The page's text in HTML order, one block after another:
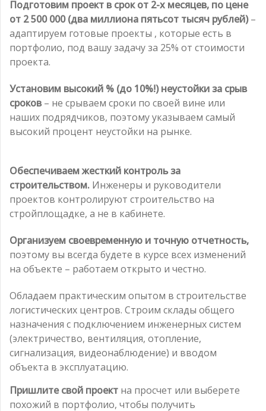
Подготовим проект в срок от 2-х месяцев, по цене
от 2 500 000 (два миллиона пятьсот тысяч рублей)–
адаптируем готовые проекты , которые есть в
портфолио, под вашу задачу за 25% от стоимости
проекта.
Установим высокий % (до 10%!) неустойки за срыв
сроков– не срываем сроки по своей вине или
наших подрядчиков, поэтому указываем самый
высокий процент неустойки на рынке.
Обеспечиваем жесткий контроль за
строительством. Инженеры и руководители
проектов контролируют строительство на
стройплощадке, а не в кабинете.
Организуем своевременную и точную отчетность,
поэтому вы всегда будете в курсе всех изменений
на объекте – работаем открыто и честно.
Обладаем практическим опытом в строительстве
логистических центров. Строим склады общего
назначения с подключением инженерных систем
(электричество, вентиляция, отопление,
сигнализация, видеонаблюдение) и вводом
объекта в эксплуатацию.
Пришлите свой проект на просчет или выберете
похожий в портфолио, чтобы получить